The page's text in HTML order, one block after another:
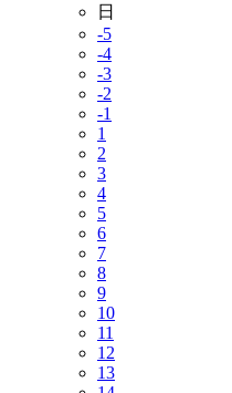
日
-5
-4
-3
-2
-1
1
2
3
4
5
6
7
8
9
10
11
12
13